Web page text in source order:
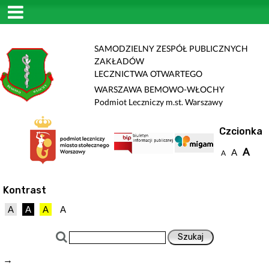
SAMODZIELNY ZESPÓŁ PUBLICZNYCH
ZAKŁADÓW
LECZNICTWA OTWARTEGO
WARSZAWA BEMOWO-WŁOCHY
Podmiot Leczniczy m.st. Warszawy
Czcionka
A A A
Kontrast
A A A A
→